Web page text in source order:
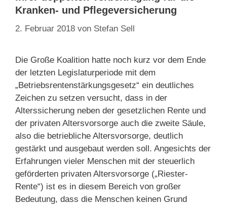
Kranken- und Pflegeversicherung
2. Februar 2018 von Stefan Sell
Die Große Koalition hatte noch kurz vor dem Ende
der letzten Legislaturperiode mit dem
„Betriebsrentenstärkungsgesetz“ ein deutliches
Zeichen zu setzen versucht, dass in der
Alterssicherung neben der gesetzlichen Rente und
der privaten Altersvorsorge auch die zweite Säule,
also die betriebliche Altersvorsorge, deutlich
gestärkt und ausgebaut werden soll. Angesichts der
Erfahrungen vieler Menschen mit der steuerlich
geförderten privaten Altersvorsorge („Riester-
Rente“) ist es in diesem Bereich von großer
Bedeutung, dass die Menschen keinen Grund